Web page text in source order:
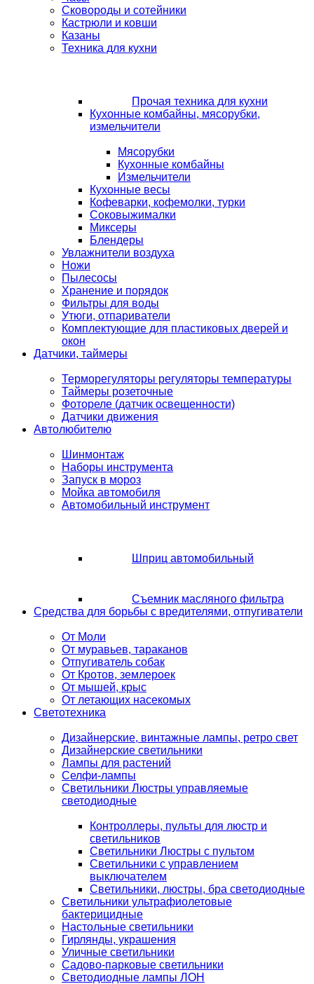
Сковороды и сотейники
Кастрюли и ковши
Казаны
Техника для кухни
Прочая техника для кухни
Кухонные комбайны, мясорубки,
измельчители
Мясорубки
Кухонные комбайны
Измельчители
Кухонные весы
Кофеварки, кофемолки, турки
Соковыжималки
Миксеры
Блендеры
Увлажнители воздуха
Ножи
Пылесосы
Хранение и порядок
Фильтры для воды
Утюги, отпариватели
Комплектующие для пластиковых дверей и
окон
Датчики, таймеры
Терморегуляторы регуляторы температуры
Таймеры розеточные
Фотореле (датчик освещенности)
Датчики движения
Автолюбителю
Шинмонтаж
Наборы инструмента
Запуск в мороз
Мойка автомобиля
Автомобильный инструмент
Шприц автомобильный
Съемник масляного фильтра
Средства для борьбы с вредителями, отпугиватели
От Моли
От муравьев, тараканов
Отпугиватель собак
От Кротов, землероек
От мышей, крыс
От летающих насекомых
Светотехника
Дизайнерские, винтажные лампы, ретро свет
Дизайнерские светильники
Лампы для растений
Селфи-лампы
Светильники Люстры управляемые
светодиодные
Контроллеры, пульты для люстр и
светильников
Светильники Люстры с пультом
Светильники с управлением
выключателем
Светильники, люстры, бра светодиодные
Светильники ультрафиолетовые
бактерицидные
Настольные светильники
Гирлянды, украшения
Уличные светильники
Садово-парковые светильники
Светодиодные лампы ЛОН